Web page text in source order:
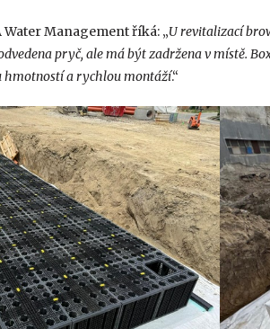
Water Management říká: „U revitalizací
pryč, ale má být zadržena v místě.
hmotností a rychlou montáží.“